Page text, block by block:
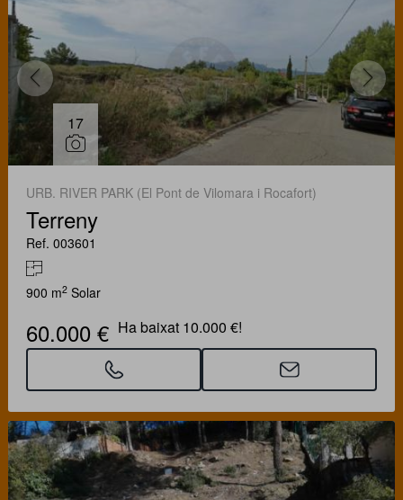
17
URB. RIVER PARK (El Pont de Vilomara i Rocafort)
Terreny
Ref. 003601
900 m2 Solar
60.000 € Ha baixat 10.000 €!